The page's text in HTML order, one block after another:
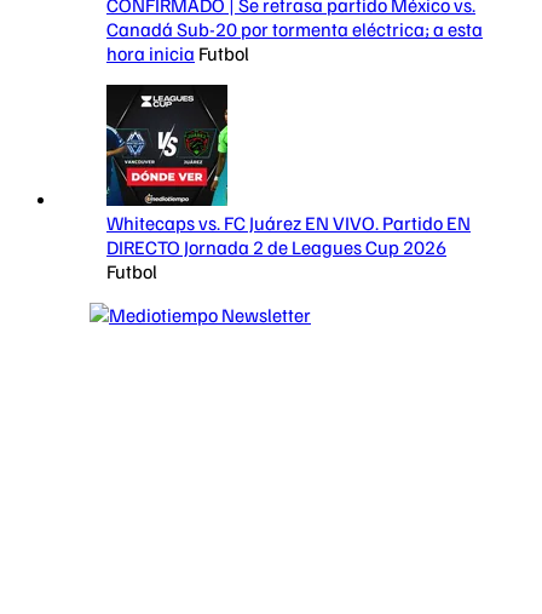
CONFIRMADO | Se retrasa partido México vs.
Canadá Sub-20 por tormenta eléctrica; a esta
hora inicia Futbol
Whitecaps vs. FC Juárez EN VIVO. Partido EN
DIRECTO Jornada 2 de Leagues Cup 2026
Futbol